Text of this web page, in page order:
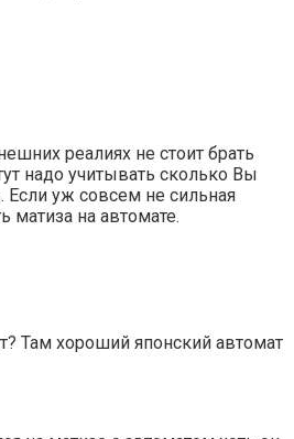
реалиях не стоит брать
надо учитывать сколько Вы
Если уж совсем не сильная
матиза на автомате.
Там хороший японский автомат